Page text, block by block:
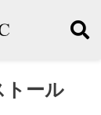
トール